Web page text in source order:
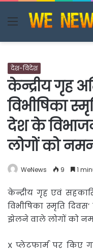
Menu
देश-विदेश
केन्द्रीय गृह
विभीषिका
देश के
लोगों को
WeNews 9 1
केन्द्रीय गृह एवं
विभीषिका स्मृति
झेलने वाले लोगों को
X प्लेटफार्म पर किए